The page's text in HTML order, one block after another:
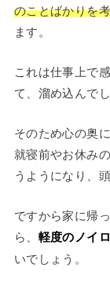
のことばかりを
ます。
これは仕事上で
て、溜め込んで
そのため心の奥
就寝前やお休み
うようになり、
ですから家に帰
ら、 軽度のノイ
いでしょう。